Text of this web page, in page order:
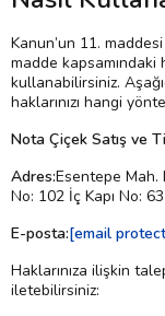
Kanun’un 11.
madde kapsamındaki
kullanabilirsiniz.
haklarınızı hangi
Nota Çiçek Satış ve
Adres:Esentepe Mah.
No: 102 İç Kapı No:
E-posta:[email
Haklarınıza ilişkin
iletebilirsiniz: